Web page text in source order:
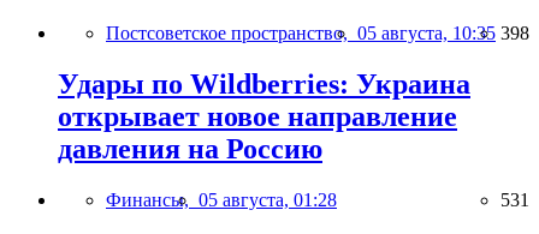
Постсоветское пространство, 05 августа, 10:35 398
Удары по Wildberries: Украина
открывает новое направление
давления на Россию
Финансы, 05 августа, 01:28 531